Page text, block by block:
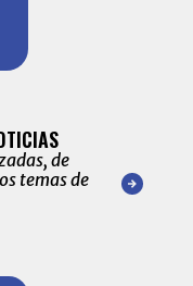
de
temas de
de las